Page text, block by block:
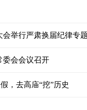
举行严肃换届纪律专
委会会议召开
，去高庙“挖”历史